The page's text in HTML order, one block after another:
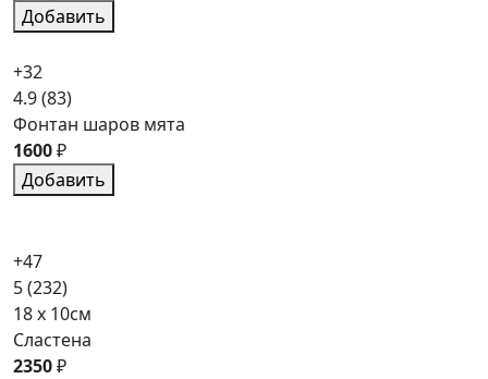
Добавить
+32
4.9(83)
Фонтан шаров мята
1600₽
Добавить
+47
5(232)
18 x 10см
Сластена
2350₽